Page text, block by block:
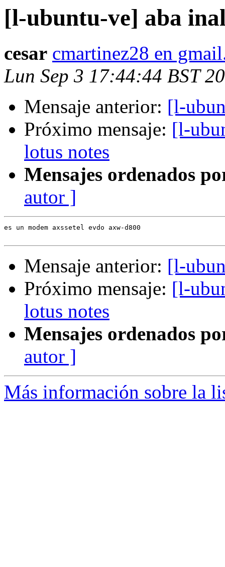
[l-ubuntu-ve] aba
cesar cmartinez28 en
Lun Sep 3 17:44:44 BST
Mensaje anterior: [l-
Próximo mensaje: [l-
lotus notes
Mensajes ordenados
autor ]
es un modem axssetel evdo axw-d800
Mensaje anterior: [l-
Próximo mensaje: [l-
lotus notes
Mensajes ordenados
autor ]
Más información sobre la